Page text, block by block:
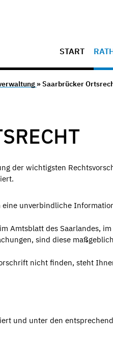
START
» Saarbrücker
der wichtigsten
unverbindliche
Amtsblatt des Saarlandes,
sind diese
nicht finden, steht
und unter den